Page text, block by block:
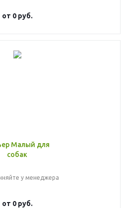
от 0 руб.
Малый для
собак
у менеджера
от 0 руб.